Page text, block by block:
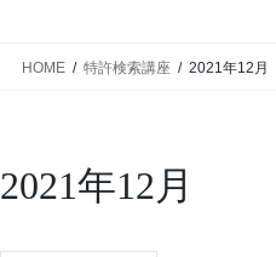
HOME 特許検索講座 2021年12月
2021年12月